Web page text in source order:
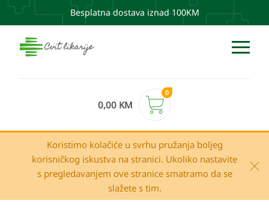
Besplatna dostava iznad 100KM
0,00 KM
0
Koristimo kolačiće u svrhu pružanja boljeg
korisničkog iskustva na stranici. Ukoliko nastavite
s pregledavanjem ove stranice smatramo da se
slažete s tim.